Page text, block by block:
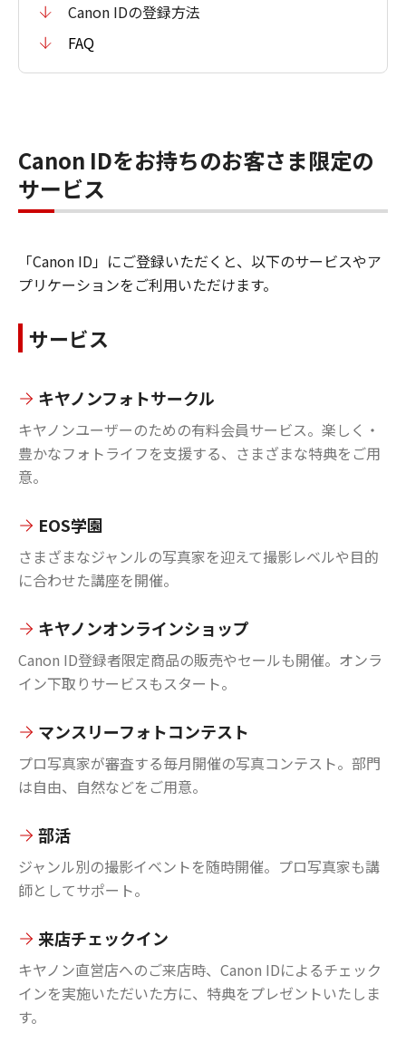
Canon IDの登録方法
FAQ
Canon IDをお持ちのお客さま限定の
サービス
「Canon ID」にご登録いただくと、以下のサービスやア
プリケーションをご利用いただけます。
サービス
キヤノンフォトサークル
キヤノンユーザーのための有料会員サービス。楽しく・
豊かなフォトライフを支援する、さまざまな特典をご用
意。
EOS学園
さまざまなジャンルの写真家を迎えて撮影レベルや目的
に合わせた講座を開催。
キヤノンオンラインショップ
Canon ID登録者限定商品の販売やセールも開催。オンラ
イン下取りサービスもスタート。
マンスリーフォトコンテスト
プロ写真家が審査する毎月開催の写真コンテスト。部門
は自由、自然などをご用意。
部活
ジャンル別の撮影イベントを随時開催。プロ写真家も講
師としてサポート。
来店チェックイン
キヤノン直営店へのご来店時、Canon IDによるチェック
インを実施いただいた方に、特典をプレゼントいたしま
す。